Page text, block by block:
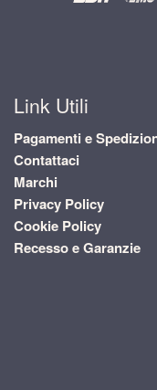
Link Utili
Pagamenti e
Contattaci
Marchi
Privacy Policy
Cookie Policy
Recesso e Garanzie